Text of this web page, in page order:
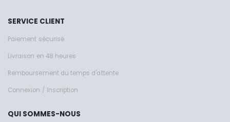
SERVICE CLIENT
Paiement sécurisé
Livraison en 48 heures
Remboursement du temps d'attente
Connexion / Inscription
QUI SOMMES-NOUS